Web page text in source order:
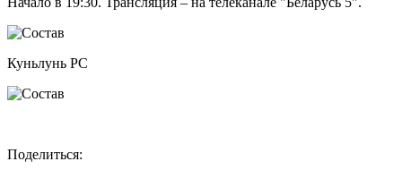
Куньлунь РС
Поделиться: